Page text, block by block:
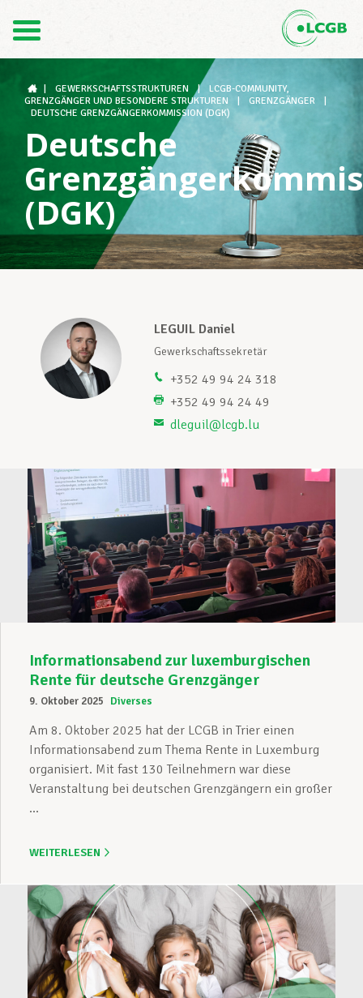
FR
Der LCGB
Gewerkschaftsstrukturen
Unterstützung im Arbeitsalltag
Ihre Rechte
Unterstützung im Privatleben
Berufliche Weiterentwicklung
Mitglied werden
Aktuell
GEWERKSCHAFTSSTRUKTUREN |
LCGB-COMMUNITY,
GRENZGÄNGER UND BESONDERE STRUKTUREN
GRENZGÄNGER
DEUTSCHE GRENZGÄNGERKOMMISSION (DGK)
Deutsche
(DGK)
LEGUIL Daniel
Gewerkschaftssekretär
+352 49 94 24 318
+352 49 94 24 49
dleguil@lcgb.lu
Informationsabend zur luxemburgischen
Rente für deutsche Grenzgänger
9. Oktober 2025 Diverses
Am 8. Oktober 2025 hat der LCGB in Trier einen
Informationsabend zum Thema Rente in Luxemburg
organisiert. Mit fast 130 Teilnehmern war diese
Veranstaltung bei deutschen Grenzgängern ein großer
...
WEITERLESEN